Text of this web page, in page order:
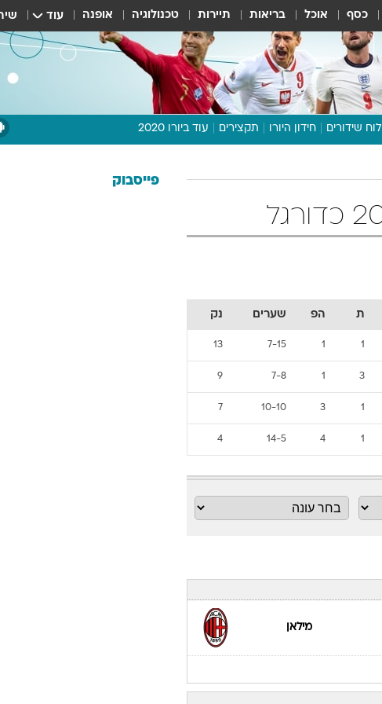
כסף אוכל בריאות תיירות טכנולוגיה אופנה עוד
לוח שידורים חידון היורו תקצירים עוד ביורו 2020
תכנית היורו
ת הפ שערים נק
1
1
7-15
13
3
1
7-8
9
1
3
10-10
7
1
4
14-5
4
מילאן
פייסבוק